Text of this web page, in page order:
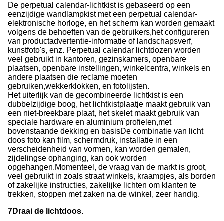
De perpetual calendar-lichtkist is gebaseerd op een
eenzijdige wandlampkist met een perpetual calendar-
elektronische horloge, en het scherm kan worden gemaakt
volgens de behoeften van de gebruikers,het configureren
van productadvertentie-informatie of landschapsverf,
kunstfoto's, enz. Perpetual calendar lichtdozen worden
veel gebruikt in kantoren, gezinskamers, openbare
plaatsen, openbare instellingen, winkelcentra, winkels en
andere plaatsen die reclame moeten
gebruiken,wekkerklokken, en fotolijsten.
Het uiterlijk van de gecombineerde lichtkist is een
dubbelzijdige boog, het lichtkistplaatje maakt gebruik van
een niet-breekbare plaat, het skelet maakt gebruik van
speciale hardware en aluminium profielen,met
bovenstaande dekking en basisDe combinatie van licht
doos foto kan film, schermdruk, installatie in een
verscheidenheid van vormen, kan worden gemalen,
zijdelingse ophanging, kan ook worden
opgehangen.Momenteel, de vraag van de markt is groot,
veel gebruikt in zoals straat winkels, kraampjes, als borden
of zakelijke instructies, zakelijke lichten om klanten te
trekken, stoppen met zaken na de winkel, zeer handig.
7Draai de lichtdoos.